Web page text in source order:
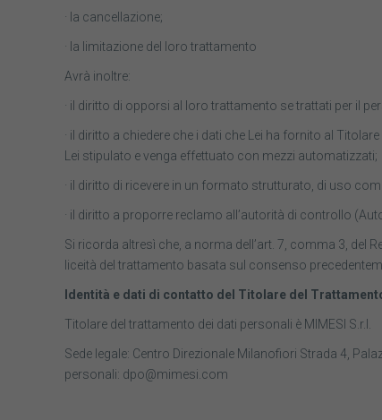
· la cancellazione;
· la limitazione del loro trattamento
Avrà inoltre:
· il diritto di opporsi al loro trattamento se trattati per il
· il diritto a chiedere che i dati che Lei ha fornito al
Lei stipulato e venga effettuato con mezzi automatizzati;
· il diritto di ricevere in un formato strutturato, di uso
· il diritto a proporre reclamo all’autorità di controllo
Si ricorda altresì che, a norma dell’art. 7, comma 3,
liceità del trattamento basata sul consenso
Identità e dati di contatto del Titolare del
Titolare del trattamento dei dati personali è MIMESI S.r.l.
Sede legale: Centro Direzionale Milanofiori Strada 4,
personali: dpo@mimesi.com